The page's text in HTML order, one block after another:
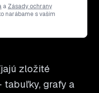
a Zásady ochrany
narábame s vaším
zložité
grafy a